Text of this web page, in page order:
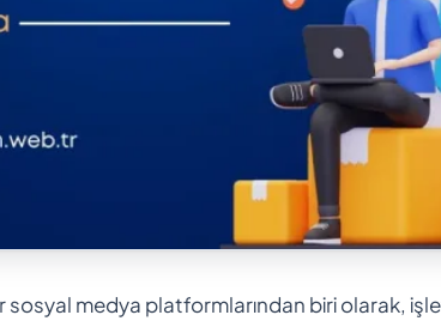
sosyal medya platformlarından biri olarak,